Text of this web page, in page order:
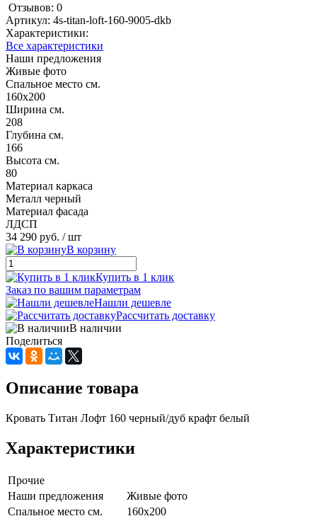
Отзывов: 0
Артикул: 4s-titan-loft-160-9005-dkb
Характеристики:
Все характеристики
Наши предложения
Живые фото
Спальное место см.
160х200
Ширина см.
208
Глубина см.
166
Высота см.
80
Материал каркаса
Металл черный
Материал фасада
ЛДСП
34 290 руб. / шт
В корзину
Купить в 1 клик
Заказ по вашим параметрам
Нашли дешевле
Рассчитать доставку
В наличии
Поделиться
Описание товара
Кровать Титан Лофт 160 черный/дуб крафт белый
Характеристики
Прочие
Наши предложения
Живые фото
Спальное место см.
160х200